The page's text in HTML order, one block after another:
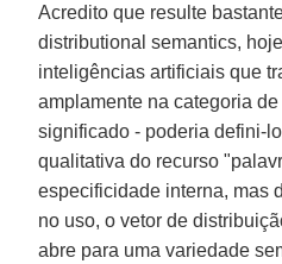
Acredito que resulte
distributional semantics,
inteligências artificiais que
amplamente na categoria
significado - poderia defini-
qualitativa do recurso
especificidade interna, mas
no uso, o vetor de
abre para uma variedade